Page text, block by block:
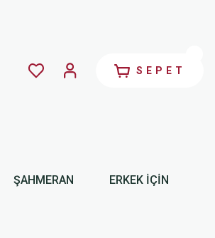
SEPET
ŞAHMERAN ERKEK İÇİN